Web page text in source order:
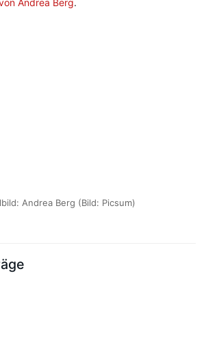
Andrea Berg (Bild: Picsum)